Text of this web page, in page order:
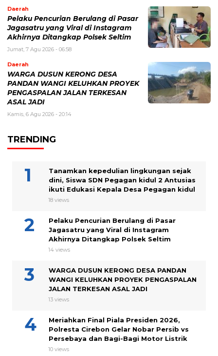
Daerah
Pelaku Pencurian Berulang di Pasar
Jagasatru yang Viral di Instagram
Akhirnya Ditangkap Polsek Seltim
Jumat, 7 Agu 2026 - 06:58
Daerah
WARGA DUSUN KERONG DESA
PANDAN WANGI KELUHKAN PROYEK
PENGASPALAN JALAN TERKESAN
ASAL JADI
Kamis, 6 Agu 2026 - 20:14
TRENDING
Tanamkan kepedulian lingkungan sejak
dini, Siswa SDN Pegagan kidul 2 Antusias
ikuti Edukasi Kepala Desa Pegagan kidul
18 views
Pelaku Pencurian Berulang di Pasar
Jagasatru yang Viral di Instagram
Akhirnya Ditangkap Polsek Seltim
14 views
WARGA DUSUN KERONG DESA PANDAN
WANGI KELUHKAN PROYEK PENGASPALAN
JALAN TERKESAN ASAL JADI
13 views
Meriahkan Final Piala Presiden 2026,
Polresta Cirebon Gelar Nobar Persib vs
Persebaya dan Bagi-Bagi Motor Listrik
10 views